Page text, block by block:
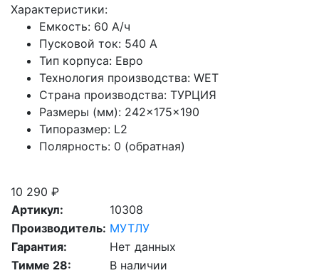
Характеристики:
Емкость: 60 А/ч
Пусковой ток: 540 А
Тип корпуса: Евро
Технология производства: WET
Страна производства: ТУРЦИЯ
Размеры (мм): 242×175×190
Типоразмер: L2
Полярность: 0 (обратная)
10 290 ₽
Артикул:
10308
Производитель: МУТЛУ
Гарантия:
Нет данных
Тимме 28:
В наличии